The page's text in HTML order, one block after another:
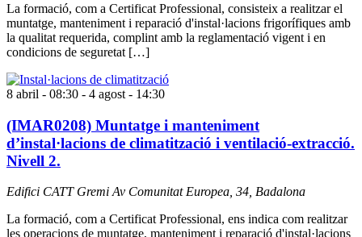
La formació, com a Certificat Professional, consisteix a realitzar el
muntatge, manteniment i reparació d'instal·lacions frigorífiques amb
la qualitat requerida, complint amb la reglamentació vigent i en
condicions de seguretat […]
8 abril - 08:30 - 4 agost - 14:30
(IMAR0208) Muntatge i manteniment
d’instal·lacions de climatització i ventilació-extracció.
Nivell 2.
Edifici CATT Gremi Av Comunitat Europea, 34, Badalona
La formació, com a Certificat Professional, ens indica com realitzar
les operacions de muntatge, manteniment i reparació d'instal·lacions